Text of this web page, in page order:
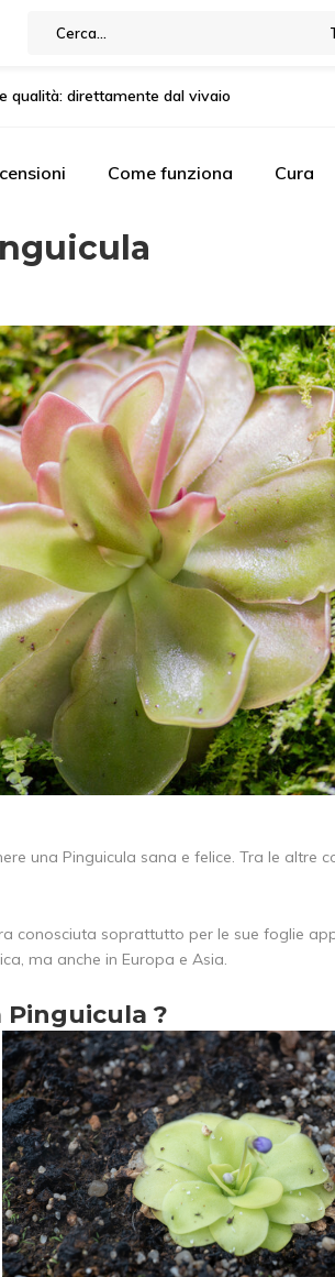
qualità: direttamente dal vivaio
Come funziona Cura
una Pinguicula sana e felice. Tra le altre
conosciuta soprattutto per le sue foglie
ma anche in Europa e Asia.
?